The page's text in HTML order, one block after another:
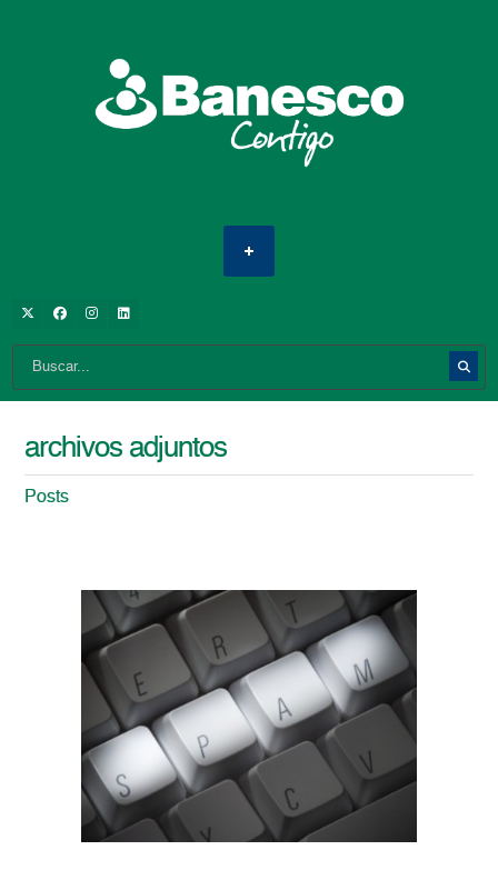
archivos adjuntos
Posts